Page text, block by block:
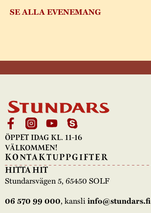
SE ALLA EVENEMANG
ÖPPET IDAG KL. 11-16
VÄLKOMMEN!
KONTAKTUPPGIFTER
HITTA HIT
Stundarsvägen 5, 65450 SOLF
06 570 99 000, kansliinfo@stundars.fi